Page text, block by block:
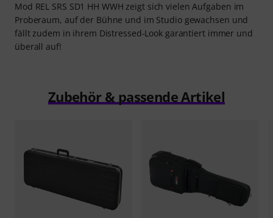
Mod REL SRS SD1 HH WWH zeigt sich vielen Aufgaben im
Proberaum, auf der Bühne und im Studio gewachsen und
fällt zudem in ihrem Distressed-Look garantiert immer und
überall auf!
Zubehör & passende Artikel